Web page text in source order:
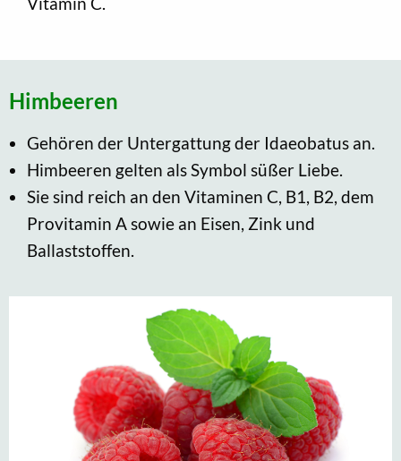
Himbeeren
Gehören der Untergattung der Idaeobatus an.
Himbeeren gelten als Symbol süßer Liebe.
Sie sind reich an den Vitaminen C, B1, B2, dem
Provitamin A sowie an Eisen, Zink und
Ballaststoffen.